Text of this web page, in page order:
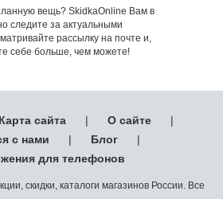
вещь? SkidkaOnline Вам в
следите за актуальными
рассылку на почте и,
себе больше, чем можете!
Карта сайта | О сайте
|
с нами
| Блог
|
для телефонов
скидки, каталоги магазинов России. Все